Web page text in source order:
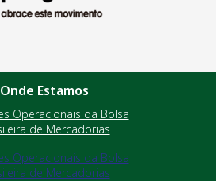
Onde Estamos
Operacionais da Bolsa
de Mercadorias
Operacionais da Bolsa
de Mercadorias